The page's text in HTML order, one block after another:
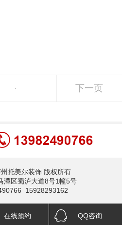
下一页
托美尔装饰 版权所有
潭区蜀泸大道8号1幢5号
15928293162
在线预约 QQ咨询